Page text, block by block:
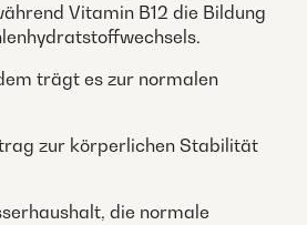
Vitamin B12 die Bildung
trägt es zur normalen
zur körperlichen Stabilität
die normale